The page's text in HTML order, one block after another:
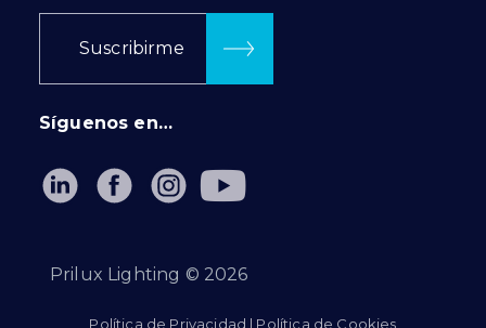
Suscribirme
Síguenos en…
Prilux Lighting © 2026
Política de Privacidad | Política de Cookies